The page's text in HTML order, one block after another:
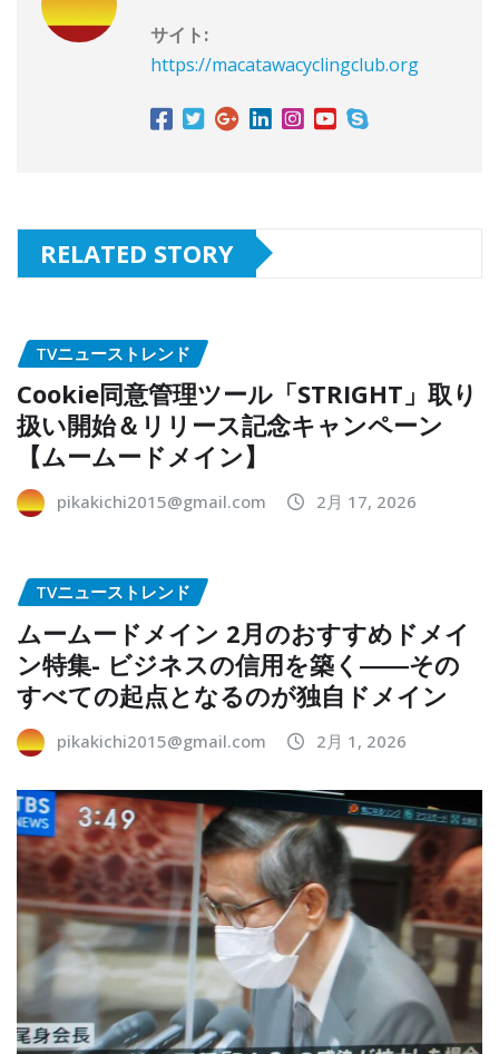
サイト:
https://macatawacyclingclub.org
RELATED STORY
TVニューストレンド
Cookie同意管理ツール「STRIGHT」取り
扱い開始＆リリース記念キャンペーン
【ムームードメイン】
pikakichi2015@gmail.com 2月 17, 2026
TVニューストレンド
ムームードメイン 2月のおすすめドメイ
ン特集- ビジネスの信用を築く――その
すべての起点となるのが独自ドメイン
pikakichi2015@gmail.com 2月 1, 2026